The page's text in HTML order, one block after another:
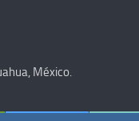
México.